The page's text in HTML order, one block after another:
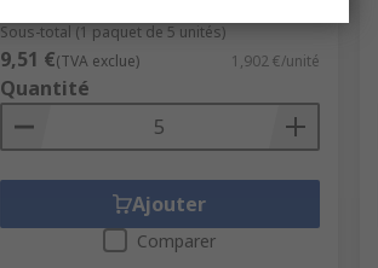
Sous-total (1 paquet de 5 unités)
9,51 €(TVA exclue) 1,902 €/unité
Quantité
Ajouter
Comparer